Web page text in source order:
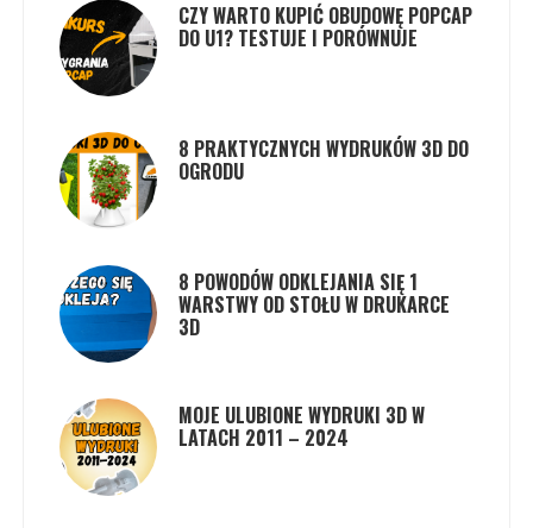
CZY WARTO KUPIĆ OBUDOWĘ POPCAP
DO U1? TESTUJE I PORÓWNUJE
8 PRAKTYCZNYCH WYDRUKÓW 3D DO
OGRODU
8 POWODÓW ODKLEJANIA SIĘ 1
WARSTWY OD STOŁU W DRUKARCE
3D
MOJE ULUBIONE WYDRUKI 3D W
LATACH 2011 – 2024